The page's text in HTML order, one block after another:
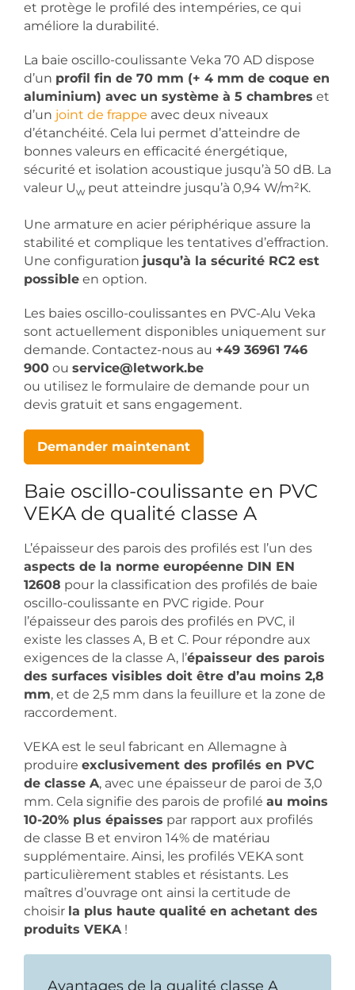
et protège le profilé des intempéries, ce qui
améliore la durabilité.
La baie oscillo-coulissante Veka 70 AD dispose
d’un profil fin de 70 mm (+ 4 mm de coque en
aluminium) avec un système à 5 chambres et
d’un joint de frappe avec deux niveaux
d’étanchéité. Cela lui permet d’atteindre de
bonnes valeurs en efficacité énergétique,
sécurité et isolation acoustique jusqu’à 50 dB. La
valeur Uwpeut atteindre jusqu’à 0,94 W/m²K.
Une armature en acier périphérique assure la
stabilité et complique les tentatives d’effraction.
Une configuration jusqu’à la sécurité RC2 est
possible en option.
Les baies oscillo-coulissantes en PVC-Alu Veka
sont actuellement disponibles uniquement sur
demande. Contactez-nous au +49 36961 746
900 ou service@letwork.be
ou utilisez le formulaire de demande pour un
devis gratuit et sans engagement.
Demander maintenant
Baie oscillo-coulissante en PVC
VEKA de qualité classe A
L’épaisseur des parois des profilés est l’un des
aspects de la norme européenne DIN EN
12608 pour la classification des profilés de baie
oscillo-coulissante en PVC rigide. Pour
l’épaisseur des parois des profilés en PVC, il
existe les classes A, B et C. Pour répondre aux
exigences de la classe A, l’épaisseur des parois
des surfaces visibles doit être d’au moins 2,8
mm, et de 2,5 mm dans la feuillure et la zone de
raccordement.
VEKA est le seul fabricant en Allemagne à
produire exclusivement des profilés en PVC
de classe A, avec une épaisseur de paroi de 3,0
mm. Cela signifie des parois de profilé au moins
10-20% plus épaisses par rapport aux profilés
de classe B et environ 14% de matériau
supplémentaire. Ainsi, les profilés VEKA sont
particulièrement stables et résistants. Les
maîtres d’ouvrage ont ainsi la certitude de
choisir la plus haute qualité en achetant des
produits VEKA!
Avantages de la qualité classe A